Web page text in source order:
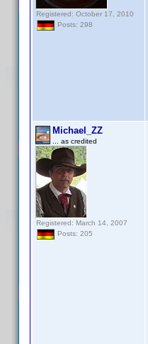
Registered: October 17, 2010
Posts: 298
Michael_ZZ
... as credited
Registered: March 14, 2007
Posts: 205